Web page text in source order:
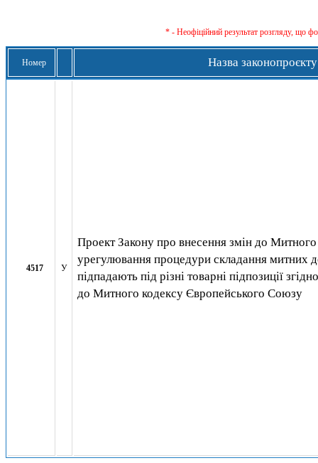
* - Неофіційний результат розгляду, що
Номер Назва законопроєкту
4517 У
Проект Закону про внесення змін до
урегулювання процедури складання митних
підпадають під різні товарні підпозиції
до Митного кодексу Європейського Союзу